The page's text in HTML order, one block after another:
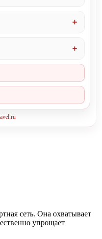
сеть. Она охватывает
упрощает